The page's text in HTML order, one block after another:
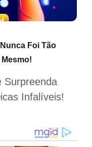
Foi Tão
Surpreenda
Infalíveis!